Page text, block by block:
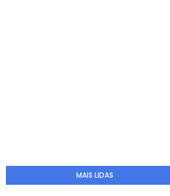
MAIS LIDAS